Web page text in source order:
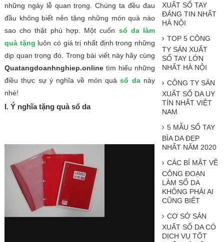
những ngày lễ quan trọng. Chúng ta đều đau
đầu không biết nên tặng những món quà nào
sao cho thật phù hợp. Một cuốn sổ da làm
quà tặng luôn có giá trị nhất định trong những
dịp quan trọng đó. Trong bài viết này hãy cùng
Quatangdoanhnghiep.onlinetìm hiểu những
điều thực sự ý nghĩa về món quàsổ danày
nhé!
I. Ý nghĩa tặng quà sổ da
XUẤT SỔ TAY
ĐÁNG TIN NHẤT
HÀ NỘI
TOP 5 CÔNG
TY SẢN XUẤT
SỔ TAY LỚN
NHẤT HÀ NỘI
CÔNG TY SẢN
XUẤT SỔ DA UY
TÍN NHẤT VIỆT
NAM
5 MẪU SỔ TAY
BÌA DA ĐẸP
NHẤT NĂM 2020
CÁC BÍ MẬT VỀ
CÔNG ĐOẠN
LÀM SỔ DA
KHÔNG PHẢI AI
CŨNG BIẾT
CƠ SỞ SẢN
XUẤT SỔ DA CÓ
DỊCH VỤ TỐT